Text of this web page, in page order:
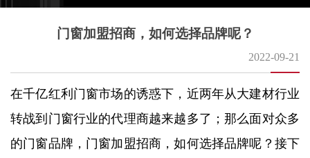
门窗加盟招商，如何选择品牌呢？
2022-09-21
在千亿红利门窗市场的诱惑下，近两年从大建材行业
转战到门窗行业的代理商越来越多了；那么面对众多
的门窗品牌，门窗加盟招商，如何选择品牌呢？接下